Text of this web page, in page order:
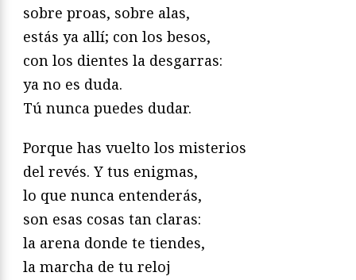
sobre proas, sobre alas,
estás ya allí; con los besos,
con los dientes la desgarras:
ya no es duda.
Tú nunca puedes dudar.
Porque has vuelto los misterios
del revés. Y tus enigmas,
lo que nunca entenderás,
son esas cosas tan claras:
la arena donde te tiendes,
la marcha de tu reloj